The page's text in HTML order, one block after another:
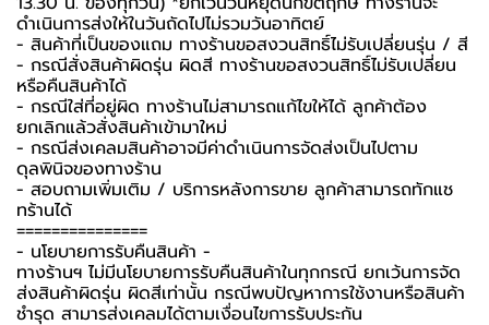
ดำเนินการส่งให้ในวันถัดไปไม่รวมวันอาทิตย์
- สินค้าที่เป็นของแถม ทางร้านขอสงวนสิทธิ์ไม่รับเปลี่ยนรุ่น / สี
- กรณีสั่งสินค้าผิดรุ่น ผิดสี ทางร้านขอสงวนสิทธิ์ไม่รับเปลี่ยน
หรือคืนสินค้าได้
- กรณีใส่ที่อยู่ผิด ทางร้านไม่สามารถแก้ไขให้ได้ ลูกค้าต้อง
ยกเลิกแล้วสั่งสินค้าเข้ามาใหม่
- กรณีส่งเคลมสินค้าอาจมีค่าดำเนินการจัดส่งเป็นไปตาม
ดุลพินิจของทางร้าน
- สอบถามเพิ่มเติม / บริการหลังการขาย ลูกค้าสามารถทักแช
ทร้านได้
===============
-️ นโยบายการรับคืนสินค้า -️
ทางร้านฯ ไม่มีนโยบายการรับคืนสินค้าในทุกกรณี ยกเว้นการจัด
ส่งสินค้าผิดรุ่น ผิดสีเท่านั้น กรณีพบปัญหาการใช้งานหรือสินค้า
ชำรุด สามารส่งเคลมได้ตามเงื่อนไขการรับประกัน